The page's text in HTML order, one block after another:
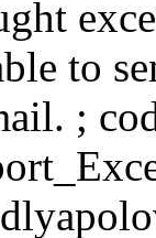
to
;